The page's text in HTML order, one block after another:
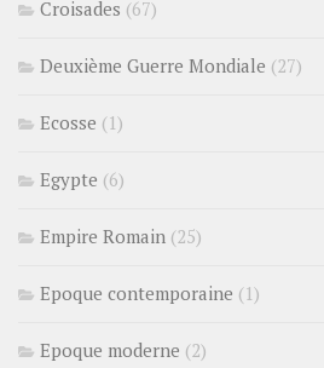
Croisades (67)
Deuxième Guerre Mondiale (27)
Ecosse (1)
Egypte (6)
Empire Romain (25)
Epoque contemporaine (1)
Epoque moderne (2)